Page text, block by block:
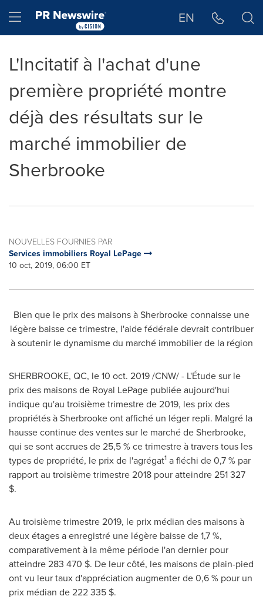
Hamburger menu EN
L'Incitatif à l'achat d'une
première propriété montre
déjà des résultats sur le
marché immobilier de
Sherbrooke
NOUVELLES FOURNIES PAR
Services immobiliers Royal LePage
10 oct, 2019, 06:00 ET
Bien que le prix des maisons àSherbrookeconnaisse une
légère baisse ce trimestre, l'aide fédérale devrait contribuer
à soutenir le dynamisme du marché immobilier de la région
SHERBROOKE, QC, le10 oct. 2019/CNW/ - L'Étude sur le
prix des maisons de Royal LePage publiée aujourd'hui
indique qu'au troisième trimestre de 2019, les prix des
propriétés àSherbrookeont affiché un léger repli. Malgré la
hausse continue des ventes sur le marché deSherbrooke,
qui se sont accrues de 25,5 % ce trimestre à travers tous les
types de propriété, le prix de l'agrégat1 a fléchi de 0,7 % par
rapport au troisième trimestre 2018 pour atteindre 251 327
$.
Au troisième trimestre 2019, le prix médian des maisons à
deux étages a enregistré une légère baisse de 1,7 %,
comparativement à la même période l'an dernier pour
atteindre 283 470 $. De leur côté, les maisons de plain-pied
ont vu leur taux d'appréciation augmenter de 0,6 % pour un
prix médian de 222 335 $.